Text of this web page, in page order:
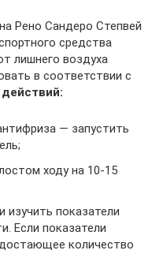
Рено Сандеро Степвей
средства
лишнего воздуха
в соответствии с
— запустить
ходу на 10-15
изучить показатели
Если показатели
количество